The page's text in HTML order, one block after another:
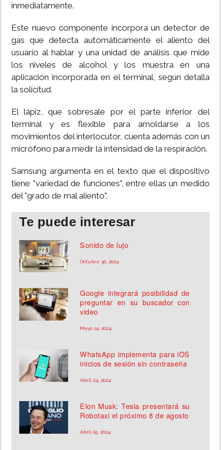
inmediatamente.
Este nuevo componente incorpora un detector de
gas que detecta automáticamente el aliento del
usuario al hablar y una unidad de análisis que mide
los niveles de alcohol y los muestra en una
aplicación incorporada en el terminal, según detalla
la solicitud.
El lápiz, que sobresale por el parte inferior del
terminal y es flexible para amoldarse a los
movimientos del interlocutor, cuenta además con un
micrófono para medir la intensidad de la respiración.
Samsung argumenta en el texto que el dispositivo
tiene "variedad de funciones", entre ellas un medido
del "grado de mal aliento".
Te puede interesar
Sonido de lujo
Octubre 30, 2024
Google integrará posibilidad de
preguntar en su buscador con
video
Mayo 14, 2024
WhatsApp implementa para iOS
inicios de sesión sin contraseña
Abril 24, 2024
Elon Musk: Tesla presentará su
Robotaxi el próximo 8 de agosto
Abril 05, 2024